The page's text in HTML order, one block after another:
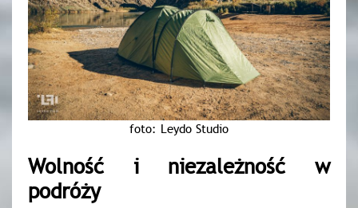
foto: Leydo Studio
Wolność i niezależność w
podróży